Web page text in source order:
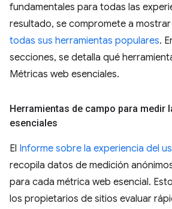
fundamentales para todas las
resultado, se compromete a
todas sus herramientas populares.
secciones, se detalla qué
Métricas web esenciales.
Herramientas de campo para medir
esenciales
El Informe sobre la experiencia del
recopila datos de medición
para cada métrica web esencial.
los propietarios de sitios evaluar